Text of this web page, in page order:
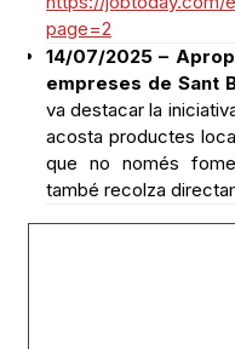
empreses de Sant
va destacar la
acosta productes
que no només
també recolza